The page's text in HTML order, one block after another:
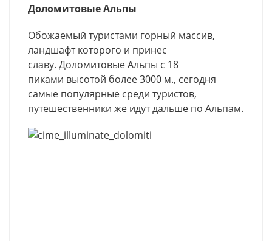
Доломитовые Альпы
Обожаемый туристами горный массив,
ландшафт которого и принес
славу. Доломитовые Альпы с 18
пиками высотой более 3000 м., сегодня
самые популярные среди туристов,
путешественники же идут дальше по Альпам.